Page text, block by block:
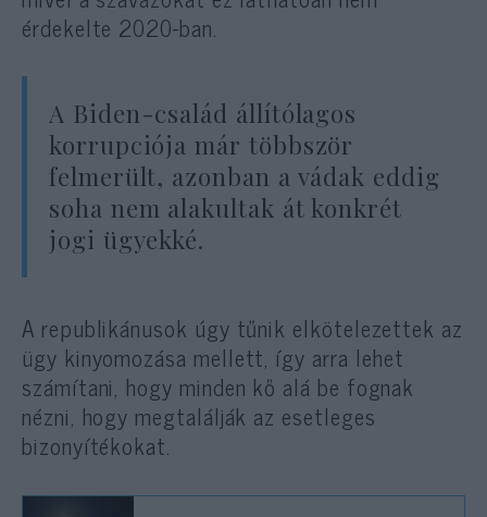
érdekelte 2020-ban.
A Biden-család állítólagos
korrupciója már többször
felmerült, azonban a vádak eddig
soha nem alakultak át konkrét
jogi ügyekké.
A republikánusok úgy tűnik elkötelezettek az
ügy kinyomozása mellett, így arra lehet
számítani, hogy minden kő alá be fognak
nézni, hogy megtalálják az esetleges
bizonyítékokat.